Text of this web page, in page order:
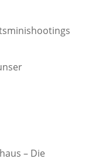
– Die